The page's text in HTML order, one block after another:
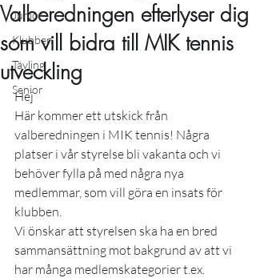
Junior
Klubben
Tävling
Senior
Valberedningen efterlyser dig
som vill bidra till MIK tennis
utveckling
Hej
Här kommer ett utskick från
valberedningen i MIK tennis! Några
platser i vår styrelse bli vakanta och vi
behöver fylla på med några nya
medlemmar, som vill göra en insats för
klubben.
Vi önskar att styrelsen ska ha en bred
sammansättning mot bakgrund av att vi
har många medlemskategorier t.ex.